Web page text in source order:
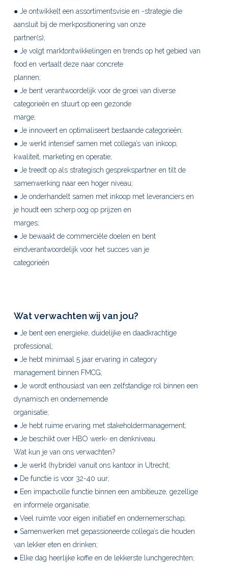
● Je ontwikkelt een assortimentsvisie en -strategie die
aansluit bij de merkpositionering van onze
partner(s);
● Je volgt marktontwikkelingen en trends op het gebied van
food en vertaalt deze naar concrete
plannen;
● Je bent verantwoordelijk voor de groei van diverse
categorieën en stuurt op een gezonde
marge;
● Je innoveert en optimaliseert bestaande categorieën;
● Je werkt intensief samen met collega’s van inkoop,
kwaliteit, marketing en operatie;
● Je treedt op als strategisch gesprekspartner en tilt de
samenwerking naar een hoger niveau;
● Je onderhandelt samen met inkoop met leveranciers en
je houdt een scherp oog op prijzen en
marges;
● Je bewaakt de commerciële doelen en bent
eindverantwoordelijk voor het succes van je
categorieën
Wat verwachten wij van jou?
● Je bent een energieke, duidelijke en daadkrachtige
professional;
● Je hebt minimaal 5 jaar ervaring in category
management binnen FMCG;
● Je wordt enthousiast van een zelfstandige rol binnen een
dynamisch en ondernemende
organisatie;
● Je hebt ruime ervaring met stakeholdermanagement;
● Je beschikt over HBO werk- en denkniveau.
Wat kun je van ons verwachten?
● Je werkt (hybride) vanuit ons kantoor in Utrecht;
● De functie is voor 32-40 uur;
● Een impactvolle functie binnen een ambitieuze, gezellige
en informele organisatie;
● Veel ruimte voor eigen initiatief en ondernemerschap;
● Samenwerken met gepassioneerde collega’s die houden
van lekker eten en drinken;
● Elke dag heerlijke koffie en de lekkerste lunchgerechten;